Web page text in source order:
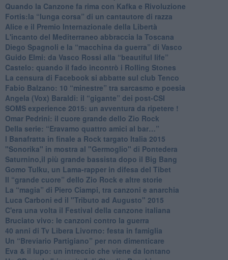
​Quando la Canzone fa rima con Kafka e Rivoluzione
​Fortis:la “lunga corsa” di un cantautore di razza
Alice e il Premio Internazionale della Libertà
​L'incanto del Mediterraneo abbraccia la Toscana
​Diego Spagnoli e la “macchina da guerra” di Vasco
​Guido Elmi: da Vasco Rossi alla “beautiful life”
​Castelo: quando il fado incontrò i Rolling Stones
La censura di Facebook si abbatte sul club Tenco
Fabio Balzano: 10 “minestre” tra sarcasmo e poesia
Angela (Vox) Baraldi: il “gigante” dei post-CSI
​SOMS experience 2015: un avventura da ripetere !
Omar Pedrini: il cuore grande dello Zio Rock
Della serie: “Eravamo quattro amici al bar…”
I Banafratta in finale a Rock targato Italia 2015
"Sonorika" in mostra al "Germoglio" di Pontedera
​Saturnino,il più grande bassista dopo il Big Bang
​Gomo Tulku, un Lama-rapper in difesa del Tibet
​Il “grande cuore” dello Zio Rock e altre storie
La “magia” di Piero Ciampi, tra canzoni e anarchia
Luca Carboni ed il "Tributo ad Augusto" 2015
C'era una volta il Festival della canzone italiana
Bruciato vivo: le canzoni contro la guerra
40 anni di Tv Libera Livorno: festa in famiglia
Un “Breviario Partigiano” per non dimenticare
Eva & il lupo: un intreccio che viene da lontano